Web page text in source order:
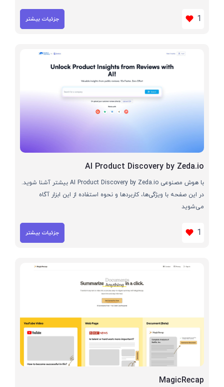
1 جزئیات بیشتر
AI Product Discovery by Zeda.io
با هوش مصنوعی AI Product Discovery by Zeda.io بیشتر آشنا شوید.
در این صفحه با ویژگی‌ها، کاربردها و نحوه استفاده از این ابزار آگاه
می‌شوید
1 جزئیات بیشتر
MagicRecap